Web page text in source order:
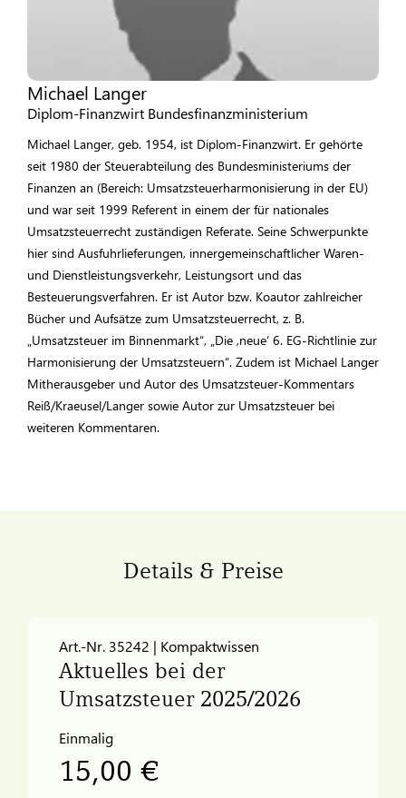
Michael Langer
Diplom-Finanzwirt Bundesfinanzministerium
Michael Langer, geb. 1954, ist Diplom-Finanzwirt. Er gehörte
seit 1980 der Steuer­abteilung des Bundesministeriums der
Finanzen an (Bereich: Umsatzsteuer­harmonisierung in der EU)
und war seit 1999 Referent in einem der für nationales
Umsatzsteuerrecht zuständigen Referate. Seine Schwerpunkte
hier sind Ausfuhrlieferungen, innergemeinschaftlicher Waren-
und Dienstleistungsverkehr, Leistungsort und das
Besteuerungsverfahren. Er ist Autor bzw. Koautor zahlreicher
Bücher und Aufsätze zum Umsatzsteuerrecht, z. B.
„Umsatzsteuer im Binnenmarkt“, „Die ,neue‘ 6. EG-Richtlinie zur
Harmonisierung der Umsatzsteuern“. Zudem ist Michael Langer
Mitherausgeber und Autor des Umsatzsteuer-Kommentars
Reiß/Kraeusel/Langer sowie Autor zur Umsatzsteuer bei
weiteren Kommentaren.
Details & Preise
Art.-Nr. 35242 | Kompaktwissen
Aktuelles bei der
Umsatzsteuer 2025/2026
Einmalig
15,00 €